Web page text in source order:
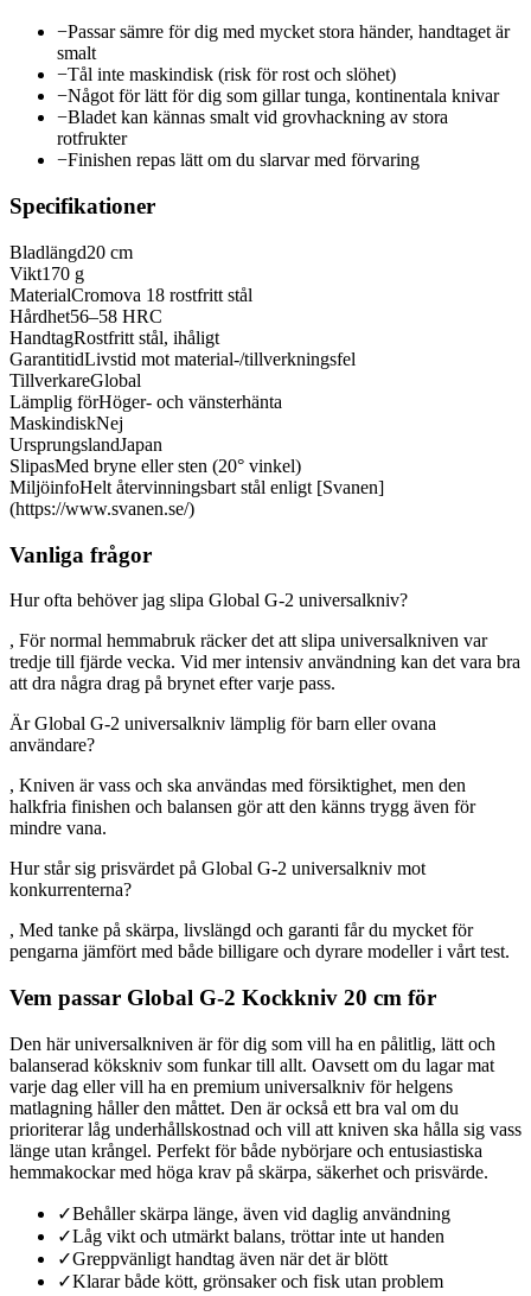
−Passar sämre för dig med mycket stora händer, handtaget är
smalt
−Tål inte maskindisk (risk för rost och slöhet)
−Något för lätt för dig som gillar tunga, kontinentala knivar
−Bladet kan kännas smalt vid grovhackning av stora
rotfrukter
−Finishen repas lätt om du slarvar med förvaring
Specifikationer
Bladlängd20 cm
Vikt170 g
MaterialCromova 18 rostfritt stål
Hårdhet56–58 HRC
HandtagRostfritt stål, ihåligt
GarantitidLivstid mot material-/tillverkningsfel
TillverkareGlobal
Lämplig förHöger- och vänsterhänta
MaskindiskNej
UrsprungslandJapan
SlipasMed bryne eller sten (20° vinkel)
MiljöinfoHelt återvinningsbart stål enligt [Svanen]
(https://www.svanen.se/)
Vanliga frågor
Hur ofta behöver jag slipa Global G-2 universalkniv?
, För normal hemmabruk räcker det att slipa universalkniven var
tredje till fjärde vecka. Vid mer intensiv användning kan det vara bra
att dra några drag på brynet efter varje pass.
Är Global G-2 universalkniv lämplig för barn eller ovana
användare?
, Kniven är vass och ska användas med försiktighet, men den
halkfria finishen och balansen gör att den känns trygg även för
mindre vana.
Hur står sig prisvärdet på Global G-2 universalkniv mot
konkurrenterna?
, Med tanke på skärpa, livslängd och garanti får du mycket för
pengarna jämfört med både billigare och dyrare modeller i vårt test.
Vem passar Global G-2 Kockkniv 20 cm för
Den här universalkniven är för dig som vill ha en pålitlig, lätt och
balanserad kökskniv som funkar till allt. Oavsett om du lagar mat
varje dag eller vill ha en premium universalkniv för helgens
matlagning håller den måttet. Den är också ett bra val om du
prioriterar låg underhållskostnad och vill att kniven ska hålla sig vass
länge utan krångel. Perfekt för både nybörjare och entusiastiska
hemmakockar med höga krav på skärpa, säkerhet och prisvärde.
✓Behåller skärpa länge, även vid daglig användning
✓Låg vikt och utmärkt balans, tröttar inte ut handen
✓Greppvänligt handtag även när det är blött
✓Klarar både kött, grönsaker och fisk utan problem